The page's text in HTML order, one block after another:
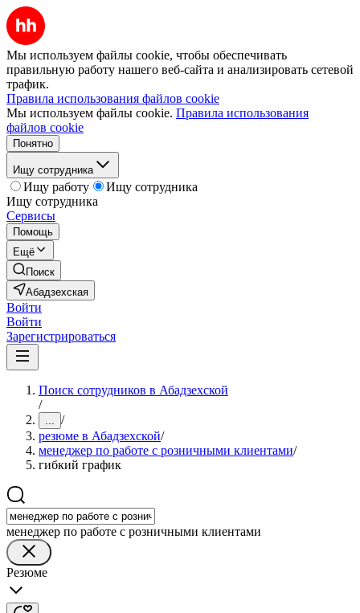
Мы используем файлы cookie, чтобы обеспечивать
правильную работу нашего веб-сайта и анализировать сетевой
трафик.
Правила использования файлов cookie
Мы используем файлы cookie. Правила использования
файлов cookie
Понятно
Ищу сотрудника
Ищу работу
Ищу сотрудника
Ищу сотрудника
Сервисы
Помощь
Ещё
Поиск
Абадзехская
Войти
Войти
Зарегистрироваться
Поиск сотрудников в Абадзехской
/
... /
резюме в Абадзехской/
менеджер по работе с розничными клиентами/
гибкий график
менеджер по работе с розничными клиентами
Резюме